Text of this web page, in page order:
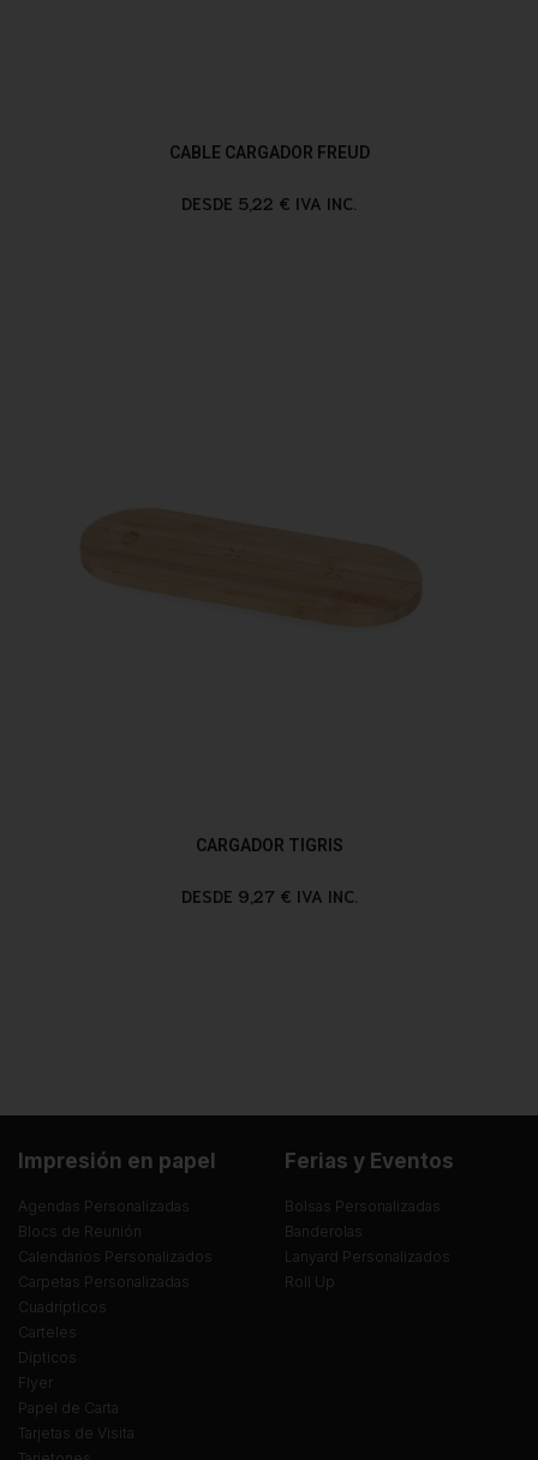
CABLE CARGADOR FREUD
DESDE 5,22 € IVA INC.
CARGADOR TIGRIS
DESDE 9,27 € IVA INC.
Impresión en papel
Agendas Personalizadas
Blocs de Reunión
Calendarios Personalizados
Carpetas Personalizadas
Cuadrípticos
Carteles
Dípticos
Flyer
Papel de Carta
Tarjetas de Visita
Ferias y Eventos
Bolsas Personalizadas
Banderolas
Lanyard Personalizados
Roll Up